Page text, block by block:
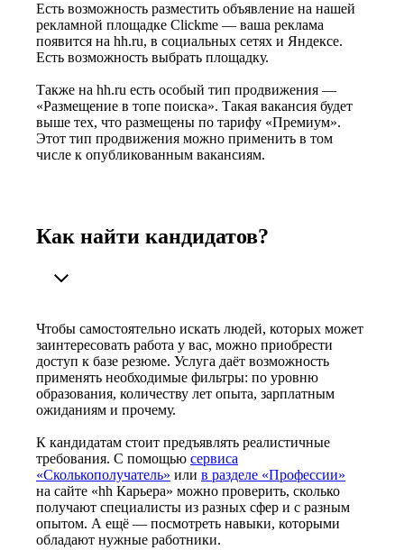
Есть возможность разместить объявление на нашей
рекламной площадке Clickme — ваша реклама
появится на hh.ru, в социальных сетях и Яндексе.
Есть возможность выбрать площадку.
Также на hh.ru есть особый тип продвижения —
«Размещение в топе поиска». Такая вакансия будет
выше тех, что размещены по тарифу «Премиум».
Этот тип продвижения можно применить в том
числе к опубликованным вакансиям.
Как найти кандидатов?
Чтобы самостоятельно искать людей, которых может
заинтересовать работа у вас, можно приобрести
доступ к базе резюме. Услуга даёт возможность
применять необходимые фильтры: по уровню
образования, количеству лет опыта, зарплатным
ожиданиям и прочему.
К кандидатам стоит предъявлять реалистичные
требования. С помощью сервиса
«Сколькополучатель» или в разделе «Профессии»
на сайте «hh Карьера» можно проверить, сколько
получают специалисты из разных сфер и с разным
опытом. А ещё — посмотреть навыки, которыми
обладают нужные работники.